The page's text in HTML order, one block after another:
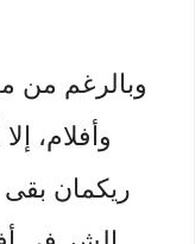
وبالرغم من
وأفلام،
ريكمان بقى